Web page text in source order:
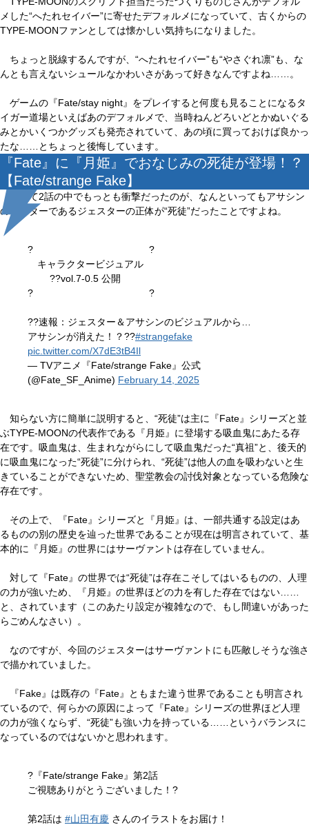
メした“へたれセイバー”に寄せたデフォルメになっていて、古くからの
TYPE-MOONファンとしては懐かしい気持ちになりました。
ちょっと脱線するんですが、“へたれセイバー”も“やさぐれ凛”も、な
んとも言えないシュールなかわいさがあって好きなんですよね……。
ゲームの『Fate/stay night』をプレイすると何度も見ることになるタ
イガー道場といえばあのデフォルメで、当時ねんどろいどとかぬいぐる
みとかいくつかグッズも発売されていて、あの頃に買っておけば良かっ
たな……とちょっと後悔しています。
『Fate』に『月姫』でおなじみの死徒が登場！？
【Fate/strange Fake】
そして2話の中でもっとも衝撃だったのが、なんといってもアサシン
のマスターであるジェスターの正体が“死徒”だったことですよね。
? ?
キャラクタービジュアル
??vol.7-0.5 公開
? ?
??速報：ジェスター＆アサシンのビジュアルから…
アサシンが消えた！？??#strangefake
pic.twitter.com/X7dE3tB4Il
— TVアニメ『Fate/strange Fake』公式
(@Fate_SF_Anime) February 14, 2025
知らない方に簡単に説明すると、“死徒”は主に『Fate』シリーズと並
ぶTYPE-MOONの代表作である『月姫』に登場する吸血鬼にあたる存
在です。吸血鬼は、生まれながらにして吸血鬼だった“真祖”と、後天的
に吸血鬼になった“死徒”に分けられ、“死徒”は他人の血を吸わないと生
きていることができないため、聖堂教会の討伐対象となっている危険な
存在です。
その上で、『Fate』シリーズと『月姫』は、一部共通する設定はあ
るものの別の歴史を辿った世界であることが現在は明言されていて、基
本的に『月姫』の世界にはサーヴァントは存在していません。
対して『Fate』の世界では“死徒”は存在こそしてはいるものの、人理
の力が強いため、『月姫』の世界ほどの力を有した存在ではない……
と、されています（このあたり設定が複雑なので、もし間違いがあった
らごめんなさい）。
なのですが、今回のジェスターはサーヴァントにも匹敵しそうな強さ
で描かれていました。
『Fake』は既存の『Fate』ともまた違う世界であることも明言され
ているので、何らかの原因によって『Fate』シリーズの世界ほど人理
の力が強くならず、“死徒”も強い力を持っている……というバランスに
なっているのではないかと思われます。
?『Fate/strange Fake』第2話
ご視聴ありがとうございました！?
第2話は #山田有慶 さんのイラストをお届け！